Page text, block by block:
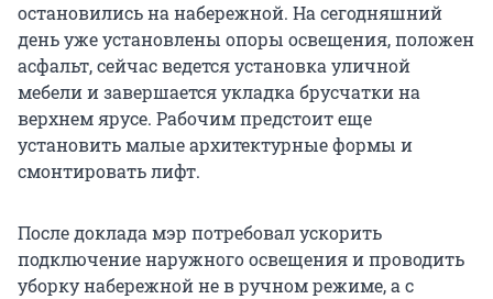
остановились на набережной. На сегодняшний
день уже установлены опоры освещения, положен
асфальт, сейчас ведется установка уличной
мебели и завершается укладка брусчатки на
верхнем ярусе. Рабочим предстоит еще
установить малые архитектурные формы и
смонтировать лифт.
После доклада мэр потребовал ускорить
подключение наружного освещения и проводить
уборку набережной не в ручном режиме, а с